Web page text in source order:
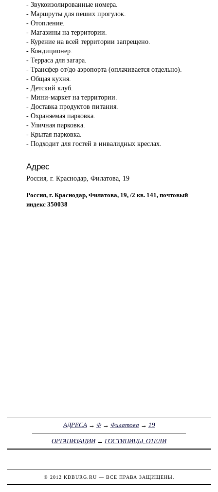
- Звукоизолированные номера.
- Маршруты для пеших прогулок.
- Отопление.
- Магазины на территории.
- Курение на всей территории запрещено.
- Кондиционер.
- Терраса для загара.
- Трансфер от/до аэропорта (оплачивается отдельно).
- Общая кухня.
- Детский клуб.
- Мини-маркет на территории.
- Доставка продуктов питания.
- Охраняемая парковка.
- Уличная парковка.
- Крытая парковка.
- Подходит для гостей в инвалидных креслах.
Адрес
Россия, г. Краснодар, Филатова, 19
Россия, г. Краснодар, Филатова, 19, /2 кв. 141, почтовый
индекс 350038
АДРЕСА→ Ф→ Филатова → 19
ОРГАНИЗАЦИИ→ ГОСТИНИЦЫ, ОТЕЛИ
© 2012 KDBURG.RU — ВСЕ ПРАВА ЗАЩИЩЕНЫ.